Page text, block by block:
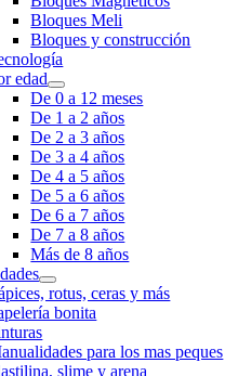
Bloques Meli
Bloques y construcción
edad
De 0 a 12 meses
De 1 a 2 años
De 2 a 3 años
De 3 a 4 años
De 4 a 5 años
De 5 a 6 años
De 6 a 7 años
De 7 a 8 años
Más de 8 años
rotus, ceras y más
bonita
para los mas peques
slime y arena